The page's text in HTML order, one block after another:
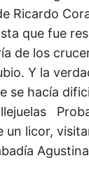
Ricardo
que fue
de los
Y la
se hacía
un licor,